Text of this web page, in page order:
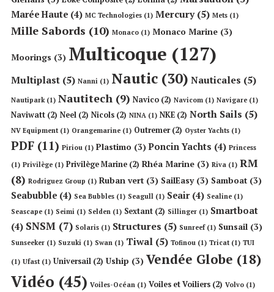
Marée Haute (4) MC Technologies (1) Mercury(5) Mets (1)
Mille Sabords (10) Monaco (1) Monaco Marine (3)
Moorings (3) Multicoque (127)
Multiplast (5) Nanni (1) Nautic (30) Nauticales (5)
Nautipark (1) Nautitech (9) Navico (2) Navicom (1) Navigare (1)
Naviwatt (2) Neel (2) Nicols (2) NINA (1) NKE (2) North Sails (5)
NV Equipment (1) Orangemarine (1) Outremer(2) Oyster Yachts (1)
PDF (11) Piriou (1) Plastimo (3) Poncin Yachts (4) Princess
(1) Privilège (1) Privilège Marine (2) Rhéa Marine (3) Riva (1) RM
(8) Rodriguez Group (1) Ruban vert (3) SailEasy(3) Samboat (3)
Seabubble (4) Sea Bubbles (1) Seagull (1) Seair(4) Sealine (1)
Seascape (1) Seimi (1) Selden (1) Sextant (2) Sillinger (1) Smartboat
(4) SNSM (7) Solaris (1) Structures (5) Sunreef(1) Sunsail (3)
Sunseeker (1) Suzuki (1) Swan (1) Tiwal (5) Tofinou (1) Tricat (1) TUI
(1) Ufast (1) Universail (2) Uship (3) Vendée Globe (18)
Vidéo (45) Voiles-Océan (1) Voiles et Voiliers (2) Volvo (1)